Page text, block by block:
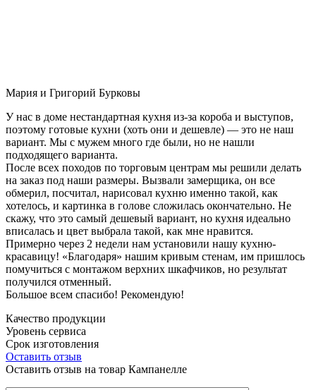
Мария и Григорий Бурковы
У нас в доме нестандартная кухня из-за короба и выступов,
поэтому готовые кухни (хоть они и дешевле) — это не наш
вариант. Мы с мужем много где были, но не нашли
подходящего варианта.
После всех походов по торговым центрам мы решили делать
на заказ под наши размеры. Вызвали замерщика, он все
обмерил, посчитал, нарисовал кухню именно такой, как
хотелось, и картинка в голове сложилась окончательно. Не
скажу, что это самый дешевый вариант, но кухня идеально
вписалась и цвет выбрала такой, как мне нравится.
Примерно через 2 недели нам установили нашу кухню-
красавицу! «Благодаря» нашим кривым стенам, им пришлось
помучиться с монтажом верхних шкафчиков, но результат
получился отменный.
Большое всем спасибо! Рекомендую!
Качество продукции
Уровень сервиса
Срок изготовления
Оставить отзыв
Оставить отзыв на товар Кампанелле